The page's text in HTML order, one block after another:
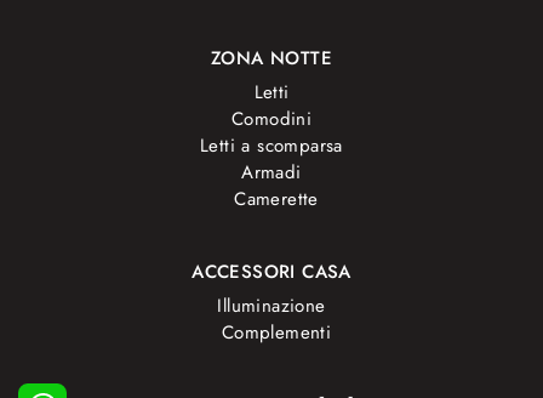
ZONA NOTTE
Letti
Comodini
Letti a scomparsa
Armadi
Camerette
ACCESSORI CASA
Illuminazione
Complementi